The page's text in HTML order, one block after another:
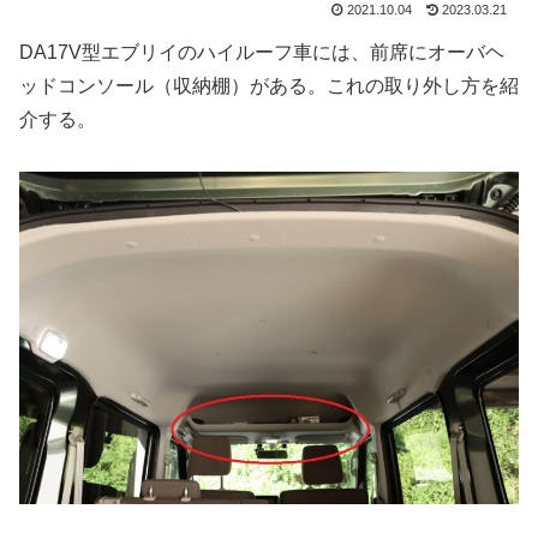
2021.10.04 2023.03.21
DA17V型エブリイのハイルーフ車には、前席にオーバヘ
ッドコンソール（収納棚）がある。これの取り外し方を紹
介する。